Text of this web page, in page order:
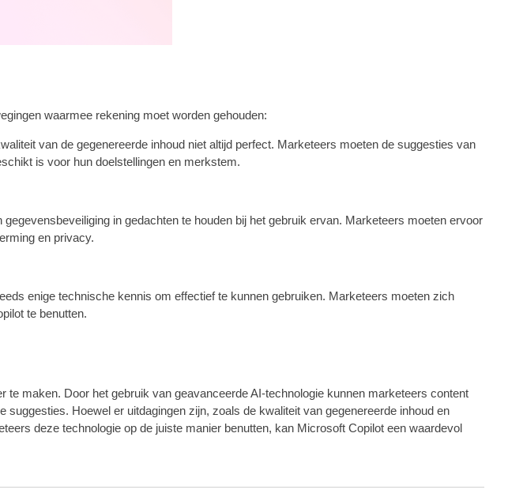
waarmee rekening moet worden gehouden:
van de gegenereerde inhoud niet altijd perfect. Marketeers moeten de suggesties van
is voor hun doelstellingen en merkstem.
in gedachten te houden bij het gebruik ervan. Marketeers moeten ervoor
en privacy.
enige technische kennis om effectief te kunnen gebruiken. Marketeers moeten zich
te benutten.
maken. Door het gebruik van geavanceerde AI-technologie kunnen marketeers content
Hoewel er uitdagingen zijn, zoals de kwaliteit van gegenereerde inhoud en
deze technologie op de juiste manier benutten, kan Microsoft Copilot een waardevol